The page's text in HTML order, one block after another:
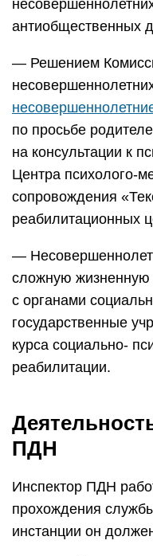
антиобщественных
— Решением
по просьбе
на консультации к
Центра психолого-
сопровождения
реабилитационных
—
сложную жизненную
с органами
государственные
курса социально-
реабилитации.
ПДН
Инспектор ПДН
прохождения
инстанции он